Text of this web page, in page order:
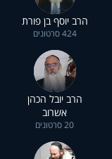
הרב יוסף בן פורת
424 סרטונים
הרב יובל הכהן
אשרוב
20 סרטונים